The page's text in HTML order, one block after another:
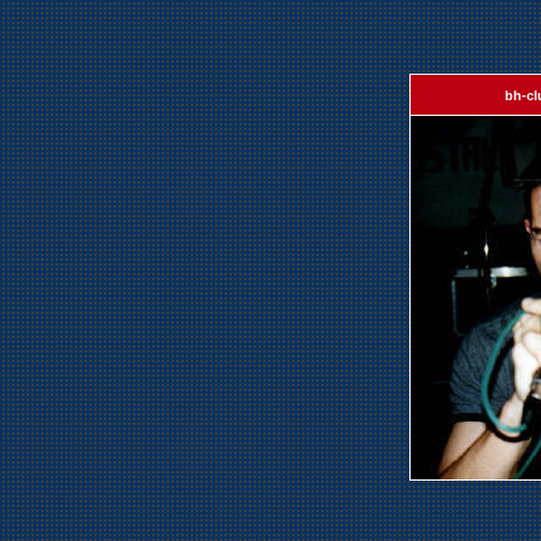
bh-